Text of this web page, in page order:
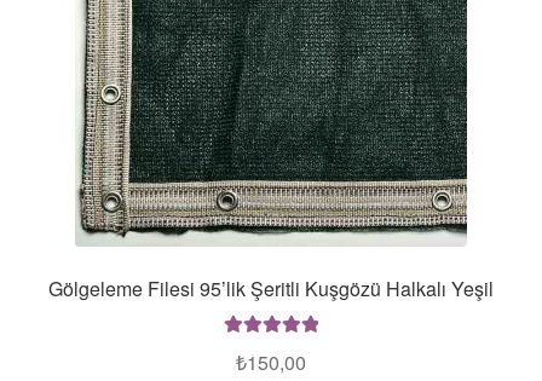
Gölgeleme Filesi 95’lik Şeritli Kuşgözü Halkalı Yeşil
oy aldı
₺150,00